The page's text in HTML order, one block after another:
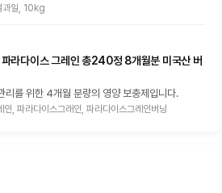
과일, 10kg
라다이스 그레인 총240정 8개월분 미국산 버
리를 위한 4개월 분량의 영양 보충제입니다.
인, 파라다이스그래인, 파라다이스그레인버닝